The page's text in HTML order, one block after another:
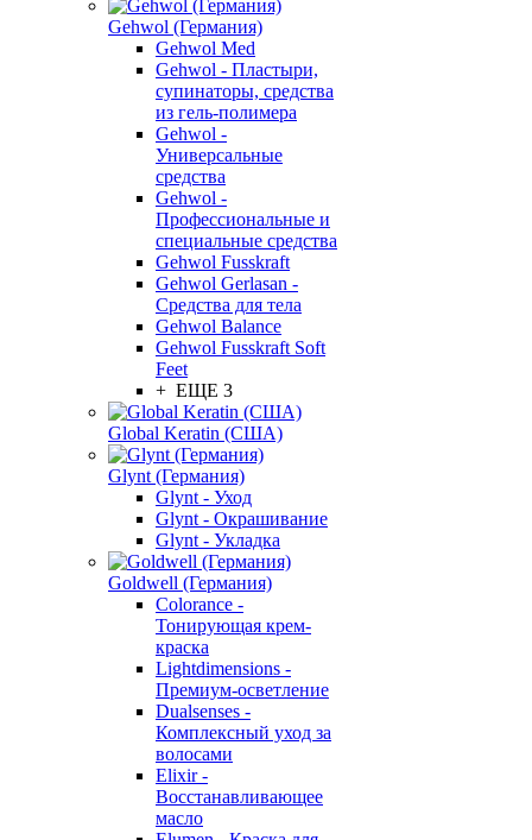
Gehwol (Германия)
Gehwol Med
Gehwol - Пластыри,
супинаторы, средства
из гель-полимера
Gehwol -
Универсальные
средства
Gehwol -
Профессиональные и
специальные средства
Gehwol Fusskraft
Gehwol Gerlasan -
Средства для тела
Gehwol Balance
Gehwol Fusskraft Soft
Feet
+ ЕЩЕ 3
Global Keratin (США)
Glynt (Германия)
Glynt - Уход
Glynt - Окрашивание
Glynt - Укладка
Goldwell (Германия)
Colorance -
Тонирующая крем-
краска
Lightdimensions -
Премиум-осветление
Dualsenses -
Комплексный уход за
волосами
Elixir -
Восстанавливающее
масло